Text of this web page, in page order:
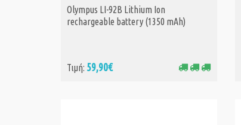
ΑΓΟΡΑ
Olympus LI-92B Lithium Ion
rechargeable battery (1350 mAh)
Τιμή: 59,90€